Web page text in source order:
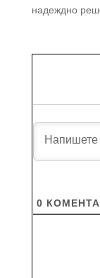
надеждно
0